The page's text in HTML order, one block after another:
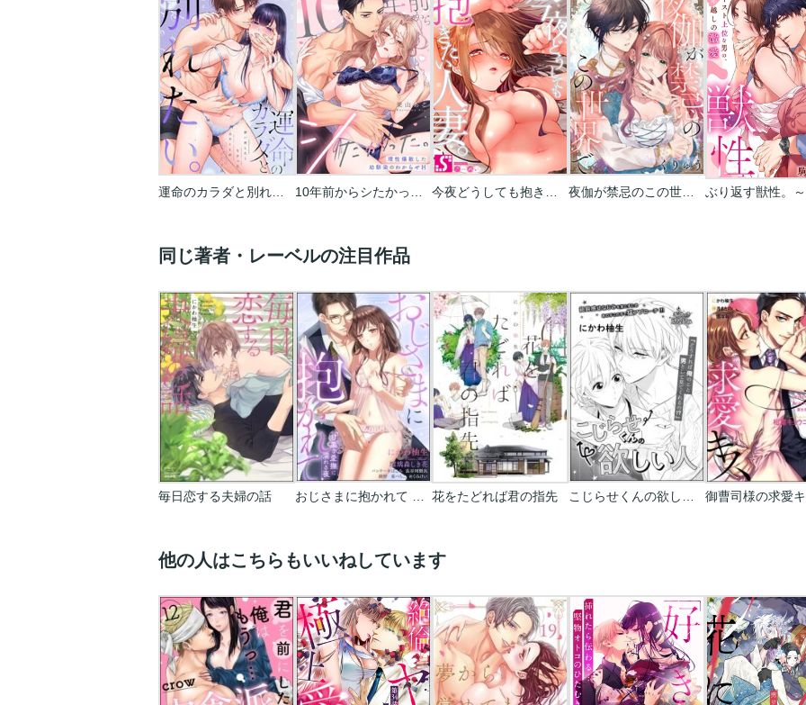
同じ著者・レーベルの注目作品
毎日恋する夫婦の話 おじさまに抱かれて 甘美な愛撫に濡れる夜 花をたどれば君の指先 こじらせくんの欲しい人(単話版) 御曹司様の求愛
他の人はこちらもいいねしています